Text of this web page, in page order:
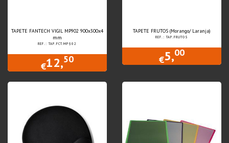
TAPETE FANTECH VIGIL MP902 900x300x4
mm
REF.: TAP.FCT.MP902
€12,50
TAPETE FRUTOS (Morango/ Laranja)
REF.: TAP.FRUTOS
€5,00